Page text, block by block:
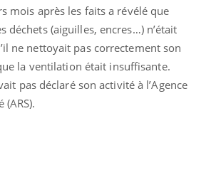
mois après les faits a révélé que
déchets (aiguilles, encres…) n’était
ne nettoyait pas correctement son
la ventilation était insuffisante.
pas déclaré son activité à l’Agence